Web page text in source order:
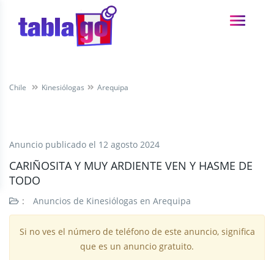
Chile Kinesiólogas Arequipa
Anuncio publicado el 12 agosto 2024
CARIÑOSITA Y MUY ARDIENTE VEN Y HASME DE
TODO
: Anuncios de Kinesiólogas en Arequipa
Si no ves el número de teléfono de este anuncio, significa
que es un anuncio gratuito.